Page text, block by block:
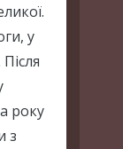
у
року
з